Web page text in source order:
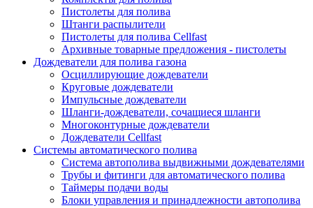
Пистолеты для полива
Штанги распылители
Пистолеты для полива Cellfast
Архивные товарные предложения - пистолеты
Дождеватели для полива газона
Осциллирующие дождеватели
Круговые дождеватели
Импульсные дождеватели
Шланги-дождеватели, сочащиеся шланги
Многоконтурные дождеватели
Дождеватели Cellfast
Системы автоматического полива
Система автополива выдвижными дождевателями
Трубы и фитинги для автоматического полива
Таймеры подачи воды
Блоки управления и принадлежности автополива